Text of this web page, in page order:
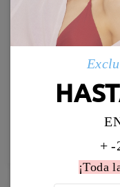
+ -
¡Toda